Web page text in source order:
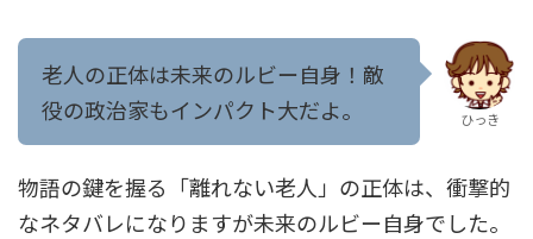
老人の正体は未来のルビー自身！敵
役の政治家もインパクト大だよ。
ひっき
物語の鍵を握る「離れない老人」の正体は、衝撃的
なネタバレになりますが未来のルビー自身でした。